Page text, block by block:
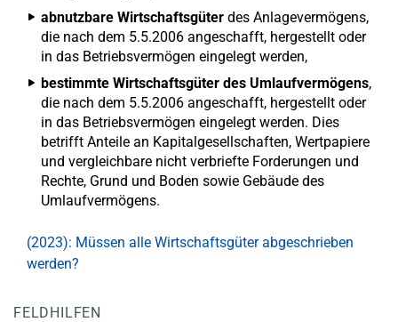
abnutzbare Wirtschaftsgüter des Anlagevermögens,
die nach dem 5.5.2006 angeschafft, hergestellt oder
in das Betriebsvermögen eingelegt werden,
bestimmte Wirtschaftsgüter des Umlaufvermögens,
die nach dem 5.5.2006 angeschafft, hergestellt oder
in das Betriebsvermögen eingelegt werden. Dies
betrifft Anteile an Kapitalgesellschaften, Wertpapiere
und vergleichbare nicht verbriefte Forderungen und
Rechte, Grund und Boden sowie Gebäude des
Umlaufvermögens.
(2023): Müssen alle Wirtschaftsgüter abgeschrieben
werden?
FELDHILFEN